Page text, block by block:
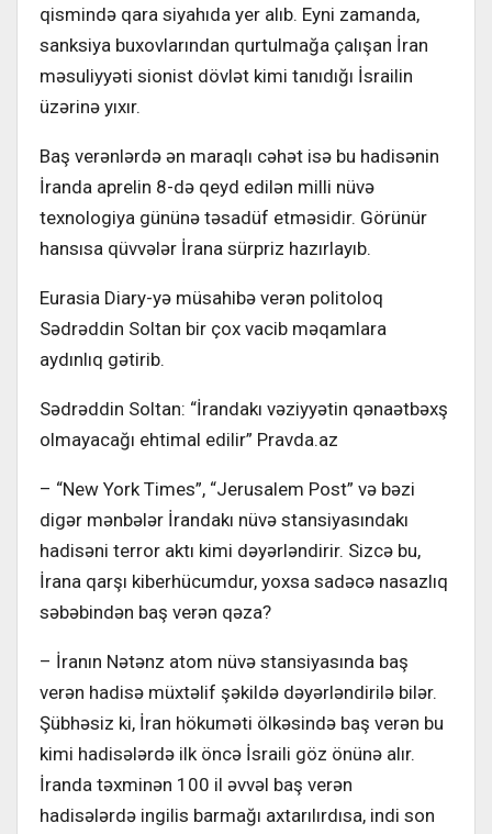
qismində qara siyahıda yer alıb. Eyni zamanda,
sanksiya buxovlarından qurtulmağa çalışan İran
məsuliyyəti sionist dövlət kimi tanıdığı İsrailin
üzərinə yıxır.
Baş verənlərdə ən maraqlı cəhət isə bu hadisənin
İranda aprelin 8-də qeyd edilən milli nüvə
texnologiya gününə təsadüf etməsidir. Görünür
hansısa qüvvələr İrana sürpriz hazırlayıb.
Eurasia Diary-yə müsahibə verən politoloq
Sədrəddin Soltan bir çox vacib məqamlara
aydınlıq gətirib.
Sədrəddin Soltan: “İrandakı vəziyyətin qənaətbəxş
olmayacağı ehtimal edilir” Pravda.az
– “New York Times”, “Jerusalem Post” və bəzi
digər mənbələr İrandakı nüvə stansiyasındakı
hadisəni terror aktı kimi dəyərləndirir. Sizcə bu,
İrana qarşı kiberhücumdur, yoxsa sadəcə nasazlıq
səbəbindən baş verən qəza?
– İranın Nətənz atom nüvə stansiyasında baş
verən hadisə müxtəlif şəkildə dəyərləndirilə bilər.
Şübhəsiz ki, İran hökuməti ölkəsində baş verən bu
kimi hadisələrdə ilk öncə İsraili göz önünə alır.
İranda təxminən 100 il əvvəl baş verən
hadisələrdə ingilis barmağı axtarılırdısa, indi son